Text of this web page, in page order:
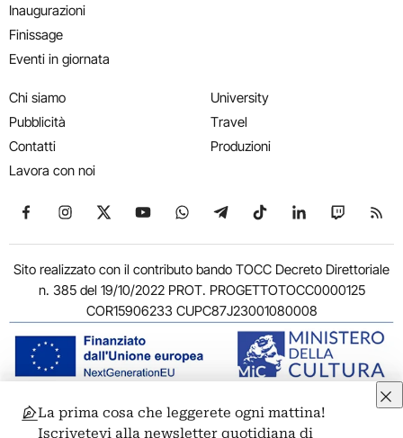
Inaugurazioni
Finissage
Eventi in giornata
Chi siamo
Pubblicità
Contatti
Lavora con noi
University
Travel
Produzioni
Seguici su Facebook
Seguici su Instagram
Seguici su X
Seguici su YouTube
Seguici su WhatsApp
Seguici su Telegram
Seguici su TikTok
Seguici su
Seguici
Sito realizzato con il contributo bando TOCC Decreto Direttoriale
n. 385 del 19/10/2022 PROT. PROGETTOTOCC0000125
COR15906233 CUPC87J23001080008
© 2011-2026 ARTRIBUNE srl – Corso Vittorio Emanuele II, 287 –
La prima cosa che leggerete ogni mattina!
Iscrivetevi alla newsletter quotidiana di